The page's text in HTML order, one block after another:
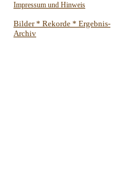
Impressum und Hinweis
Bilder * Rekorde * Ergebnis-
Archiv